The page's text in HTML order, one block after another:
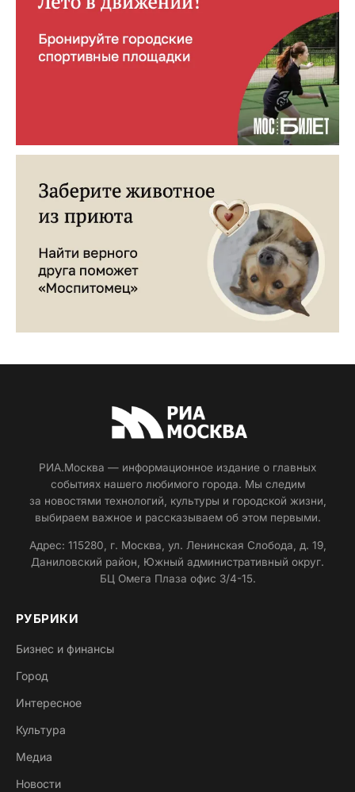
РИА.Москва — информационное издание о главных
событиях нашего любимого города. Мы следим
за новостями технологий, культуры и городской жизни,
выбираем важное и рассказываем об этом первыми.
Адрес: 115280, г. Москва, ул. Ленинская Слобода, д. 19,
Даниловский район, Южный административный округ.
БЦ Омега Плаза офис 3/4-15.
РУБРИКИ
Бизнес и финансы
Город
Интересное
Культура
Медиа
Новости